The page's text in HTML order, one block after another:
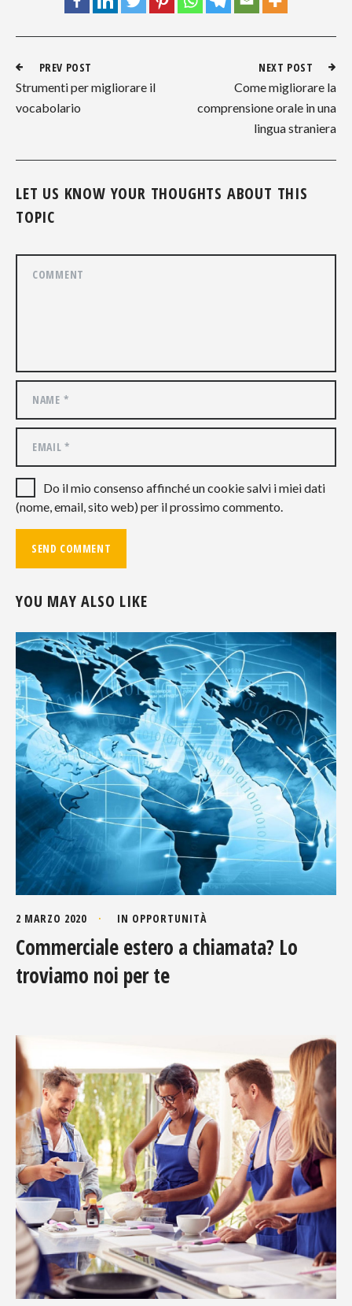
PREV POST
Strumenti per migliorare il
vocabolario
NEXT POST
Come migliorare la
comprensione orale in una
lingua straniera
LET US KNOW YOUR THOUGHTS ABOUT THIS
TOPIC
Do il mio consenso affinché un cookie salvi i miei dati
(nome, email, sito web) per il prossimo commento.
YOU MAY ALSO LIKE
2 MARZO 2020 IN OPPORTUNITÀ
Commerciale estero a chiamata? Lo
troviamo noi per te